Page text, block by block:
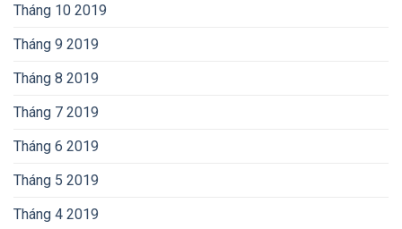
Tháng 10 2019
Tháng 9 2019
Tháng 8 2019
Tháng 7 2019
Tháng 6 2019
Tháng 5 2019
Tháng 4 2019